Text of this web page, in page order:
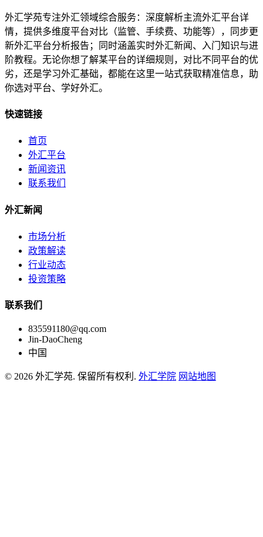
外汇学苑专注外汇领域综合服务：深度解析主流外汇平台详
情，提供多维度平台对比（监管、手续费、功能等），同步更
新外汇平台分析报告；同时涵盖实时外汇新闻、入门知识与进
阶教程。无论你想了解某平台的详细规则，对比不同平台的优
劣，还是学习外汇基础，都能在这里一站式获取精准信息，助
你选对平台、学好外汇。
快速链接
首页
外汇平台
新闻资讯
联系我们
外汇新闻
市场分析
政策解读
行业动态
投资策略
联系我们
835591180@qq.com
Jin-DaoCheng
中国
© 2026 外汇学苑. 保留所有权利. 外汇学院 网站地图